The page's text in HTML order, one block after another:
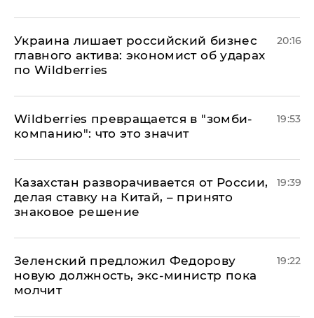
​Украина лишает российский бизнес
главного актива: экономист об ударах
по Wildberries
20:16
Wildberries превращается в "зомби-
компанию": что это значит
19:53
Казахстан разворачивается от России,
делая ставку на Китай, – принято
знаковое решение
19:39
Зеленский предложил Федорову
новую должность, экс-министр пока
молчит
19:22